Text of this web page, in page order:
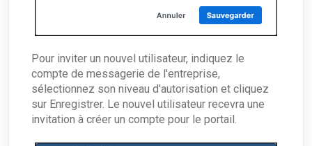
Pour inviter un nouvel utilisateur, indiquez le
compte de messagerie de l'entreprise,
sélectionnez son niveau d'autorisation et cliquez
sur Enregistrer. Le nouvel utilisateur recevra une
invitation à créer un compte pour le portail.